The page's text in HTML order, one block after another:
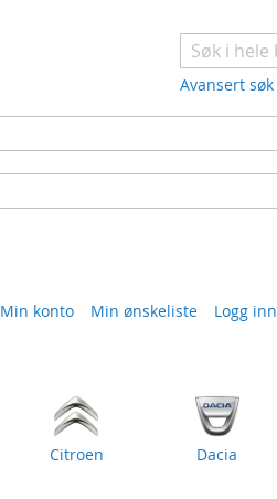
Avansert søk
Min konto Min ønskeliste Logg inn
Citroen Dacia